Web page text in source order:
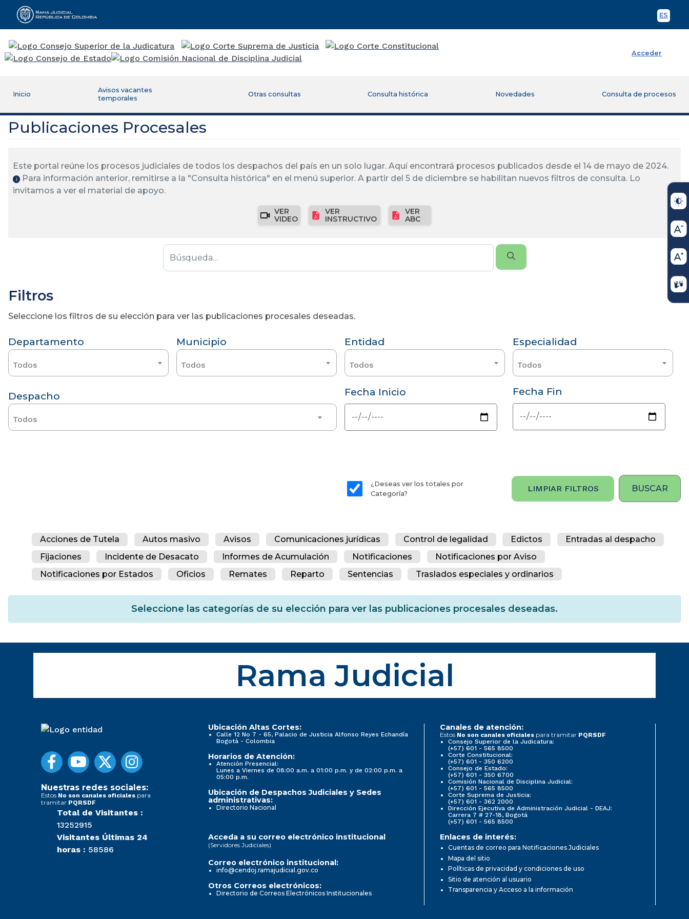
ES
Rama Judicial
Acceder
Inicio
Avisos vacantes
temporales
Otras consultas Consulta histórica Novedades Consulta de procesos
Publicaciones Procesales
Este portal reúne los procesos judiciales de todos los despachos del país en un solo lugar. Aquí encontrará procesos publicados desde el 14 de mayo de 2024.
ℹ️
Para información anterior, remitirse a la "Consulta histórica" en el menú superior. A partir del 5 de diciembre se habilitan nuevos filtros de consulta. Lo
invitamos a ver el material de apoyo.
VER
VIDEO
VER
INSTRUCTIVO
VER
ABC
Filtros
Seleccione los filtros de su elección para ver las publicaciones procesales deseadas.
Departamento
Todos
Municipio
Todos
Entidad
Todos
Especialidad
Todos
Despacho
Todos
Fecha Inicio Fecha Fin
¿Deseas ver los totales por
Categoría?
LIMPIAR FILTROS
Acciones de Tutela Autos masivo Avisos Comunicaciones jurídicas Control de legalidad Edictos
Entradas al despacho
Fijaciones
Incidente de Desacato Informes de Acumulación Notificaciones
Notificaciones por Aviso
Notificaciones por Estados
Oficios Remates Reparto Sentencias Traslados especiales y ordinarios
Seleccione las categorías de su elección para ver las publicaciones procesales deseadas.
Rama Judicial
Nuestras redes sociales:
Estos No son canales oficiales para
tramitar PQRSDF
Total de Visitantes :
13252915
Visitantes Últimas 24
horas : 58586
Ubicación Altas Cortes:
Calle 12 No 7 - 65, Palacio de Justicia Alfonso Reyes Echandía
Bogotá - Colombia
Horarios de Atención:
Atención Presencial:
Lunes a Viernes de 08:00 a.m. a 01:00 p.m. y de 02:00 p.m. a
05:00 p.m.
Ubicación de Despachos Judiciales y Sedes
administrativas:
Directorio Nacional
Canales de atención:
Estos No son canales oficiales para tramitar PQRSDF
Consejo Superior de la Judicatura:
(+57) 601 - 565 8500
Corte Constitucional:
(+57) 601 - 350 6200
Consejo de Estado:
(+57) 601 - 350 6700
Comisión Nacional de Disciplina Judicial:
(+57) 601 - 565 8500
Corte Suprema de Justicia:
(+57) 601 - 362 2000
Dirección Ejecutiva de Administración Judicial - DEAJ:
Carrera 7 # 27-18, Bogotá
(+57) 601 - 565 8500
Acceda a su correo electrónico institucional
(Servidores Judiciales)
Correo electrónico institucional:
info@cendoj.ramajudicial.gov.co
Otros Correos electrónicos:
Directorio de Correos Electrónicos Institucionales
Enlaces de interés:
Cuentas de correo para Notificaciones Judiciales
Mapa del sitio
Políticas de privacidad y condiciones de uso
Sitio de atención al usuario
Transparencia y Acceso a la información